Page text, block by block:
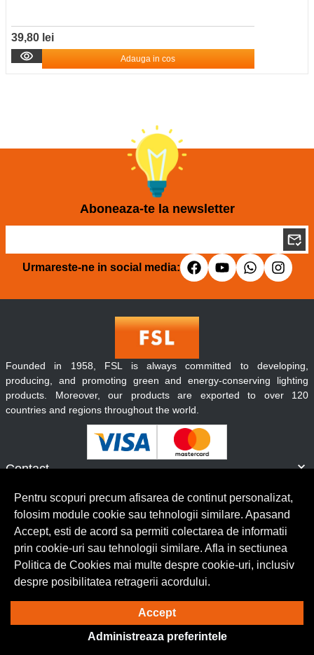
39,80 lei
Adauga in cos
Aboneaza-te la newsletter
Urmareste-ne in social media:
Contact
Servicii clienti
Founded in 1958, FSL is always committed to developing,
producing, and promoting green and energy-conserving lighting
products. Moreover, our products are exported to over 120
countries and regions throughout the world.
© Copyright 2026 Lumilux. Toate drepturile rezervate.
Solutie eCommercepowered by
BrowserID:
Pentru scopuri precum afisarea de continut personalizat,
folosim module cookie sau tehnologii similare. Apasand
Accept, esti de acord sa permiti colectarea de informatii
prin cookie-uri sau tehnologii similare. Afla in sectiunea
Politica de Cookies mai multe despre cookie-uri, inclusiv
despre posibilitatea retragerii acordului.
Accept
Administreaza preferintele